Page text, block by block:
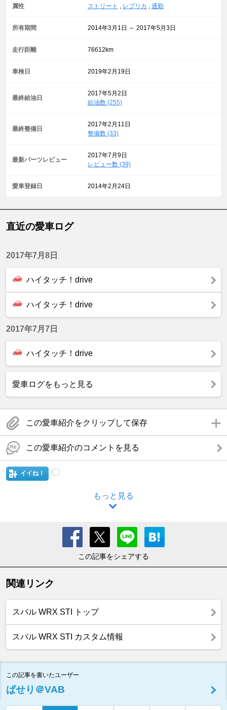
属性 ストリート , レプリカ , 通勤
所有期間 2014年3月1日 ～ 2017年5月3日
走行距離 76612km
車検日 2019年2月19日
最終給油日
2017年5月2日
給油数 (255)
最終整備日
2017年2月11日
整備数 (33)
最新パーツレビュー
2017年7月9日
レビュー数 (39)
愛車登録日 2014年2月24日
直近の愛車ログ
2017年7月8日
ハイタッチ！drive
ハイタッチ！drive
2017年7月7日
ハイタッチ！drive
愛車ログをもっと見る
この愛車紹介をクリップして保存
この愛車紹介のコメントを見る
イイね！
もっと見る
この記事をシェアする
関連リンク
スバル WRX STI トップ
スバル WRX STI カスタム情報
この記事を書いたユーザー
ぱせり＠VAB